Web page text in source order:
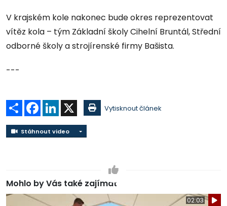
V krajském kole nakonec bude okres reprezentovat
vítěz kola – tým Základní školy Cihelní Bruntál, Střední
odborné školy a strojírenské firmy Bašista.
---
Sdílet Facebook
LinkedIn Vytisknout článek
Stáhnout video Stáhnout video
Mohlo by Vás také zajímat
02:03